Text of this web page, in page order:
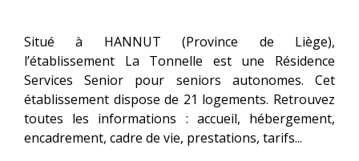
Situé à HANNUT (Province de Liège),
l’établissement La Tonnelle est une Résidence
Services Senior pour seniors autonomes. Cet
établissement dispose de 21 logements. Retrouvez
toutes les informations : accueil, hébergement,
encadrement, cadre de vie, prestations, tarifs...